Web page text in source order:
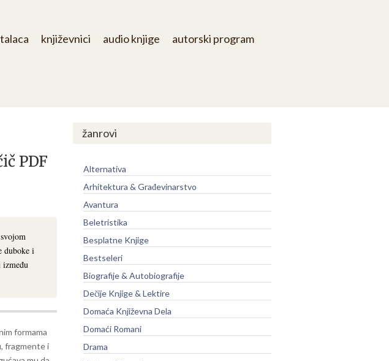
književnici audio knjige autorski program
PDF
duboke i
između
formama
fragmente i
žanrovi
Alternativa
Arhitektura & Građevinarstvo
Avantura
Beletristika
Besplatne Knjige
Bestseleri
Biografije & Autobiografije
Dečije Knjige & Lektire
Domaća Književna Dela
Domaći Romani
Drama